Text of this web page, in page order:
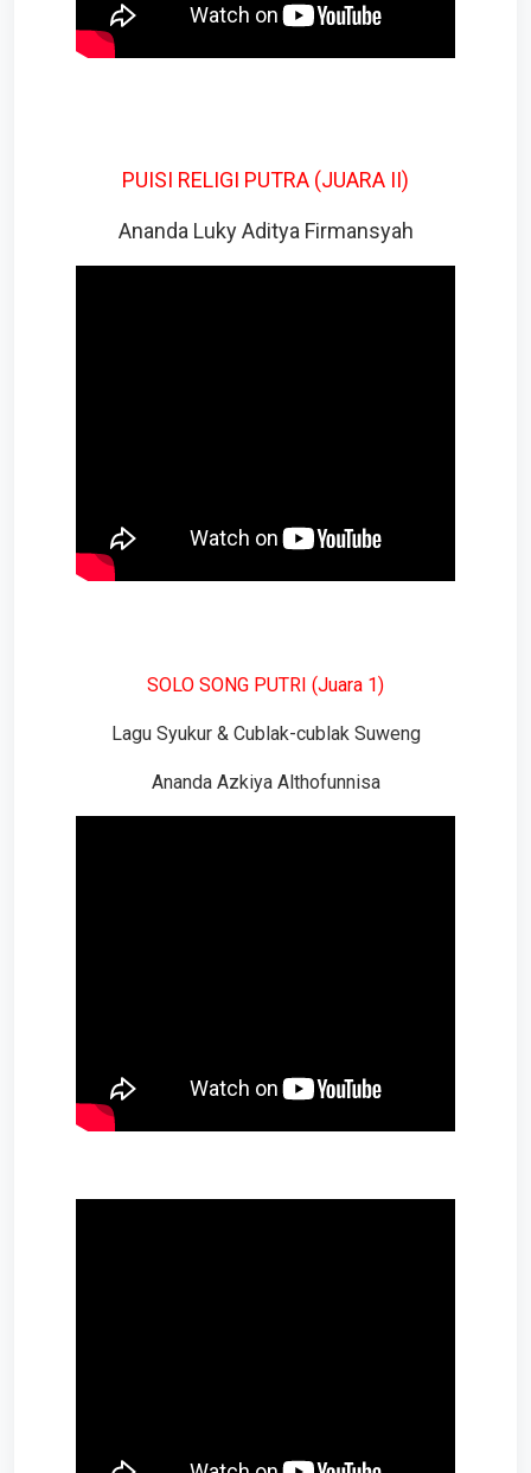
PUISI RELIGI PUTRA (JUARA II)
Ananda Luky Aditya Firmansyah
SOLO SONG PUTRI (Juara 1)
Lagu Syukur & Cublak-cublak Suweng
Ananda Azkiya Althofunnisa